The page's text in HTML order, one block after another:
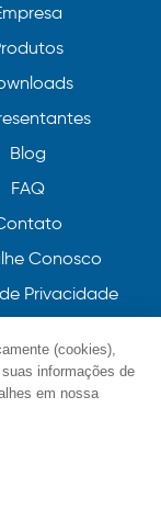
Blog
FAQ
Conosco
Privacidade
ideias /
(cookies),
informações de
em nossa